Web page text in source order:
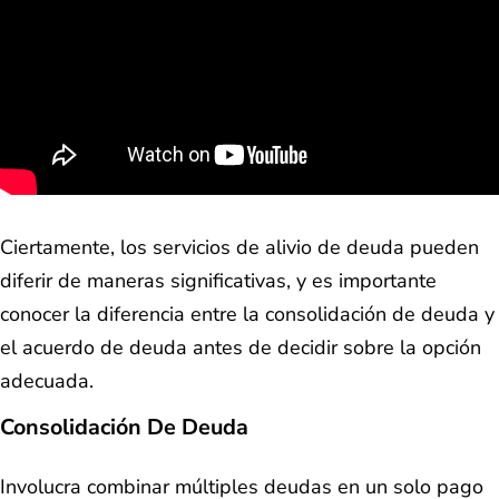
Ciertamente, los servicios de alivio de deuda pueden
diferir de maneras significativas, y es importante
conocer la diferencia entre la consolidación de deuda y
el acuerdo de deuda antes de decidir sobre la opción
adecuada.
Consolidación De Deuda
Involucra combinar múltiples deudas en un solo pago